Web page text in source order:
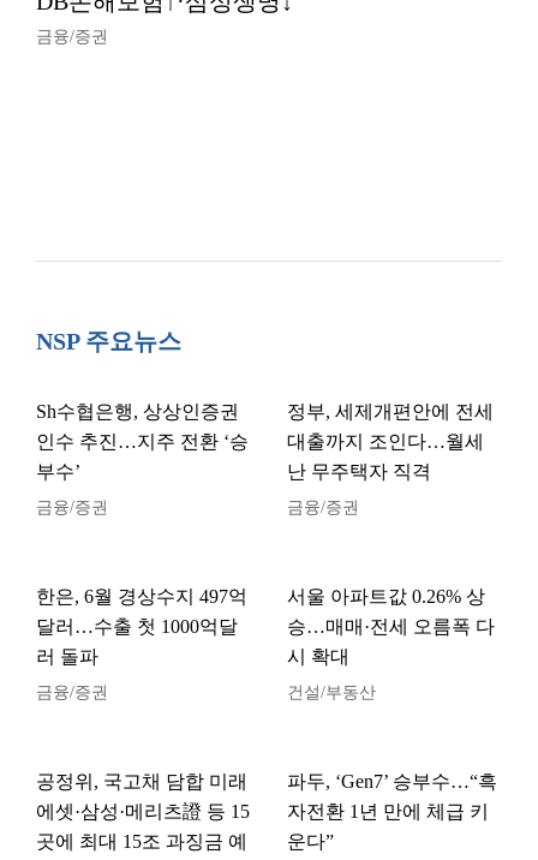
금융/증권
NSP 주요뉴스
Sh수협은행, 상상인증권
인수 추진…지주 전환 ‘승
부수’
금융/증권
정부, 세제개편안에 전세
대출까지 조인다…월세
난 무주택자 직격
금융/증권
한은, 6월 경상수지 497억
달러…수출 첫 1000억달
러 돌파
금융/증권
서울 아파트값 0.26% 상
승…매매·전세 오름폭 다
시 확대
건설/부동산
공정위, 국고채 담합 미래
에셋·삼성·메리츠證 등 15
곳에 최대 15조 과징금 예
파두, ‘Gen7’ 승부수…“흑
자전환 1년 만에 체급 키
운다”